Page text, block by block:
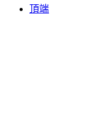
頂端